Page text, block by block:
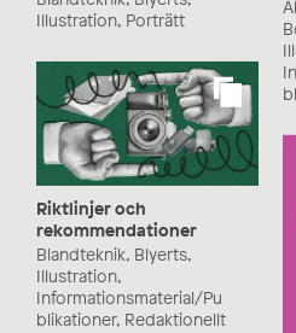
Illustration, Porträtt
Riktlinjer och
rekommendationer
Blandteknik, Blyerts,
Illustration,
Informationsmaterial/Pu
blikationer, Redaktionellt